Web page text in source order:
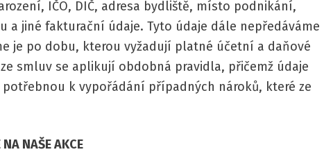
IČO, DIČ, adresa bydliště, místo podnikání,
a jiné fakturační údaje. Tyto údaje dále nepředáváme
je po dobu, kterou vyžadují platné účetní a daňové
smluv se aplikují obdobná pravidla, přičemž údaje
k vypořádání případných nároků, které ze
NAŠE AKCE